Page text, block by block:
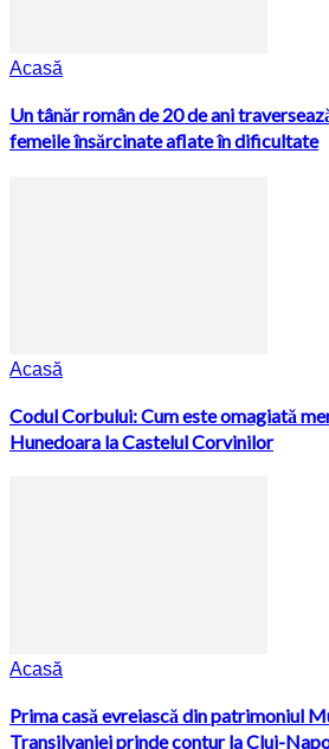
Acasă
Un tânăr român de 20 de ani
femeile însărcinate aflate în dificultate
Acasă
Codul Corbului: Cum este omagiată
Hunedoara la Castelul Corvinilor
Acasă
Prima casă evreiască din patrimoniul
Transilvaniei prinde contur la Cluj-